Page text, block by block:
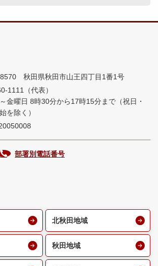
秋田県秋田市山王四丁目1番1号
1111（代表）
金曜日 8時30分から17時15分まで （祝日・
を除く）
部署別電話番号
北秋田地域
秋田地域